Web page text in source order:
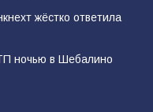
жёстко ответила
ночью в Шебалино